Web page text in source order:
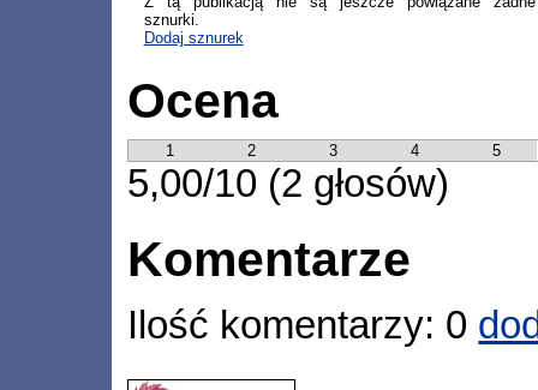
sznurki.
Dodaj sznurek
Ocena
1 2 3 4 5
5,00/10 (2 głosów)
Komentarze
Ilość komentarzy: 0